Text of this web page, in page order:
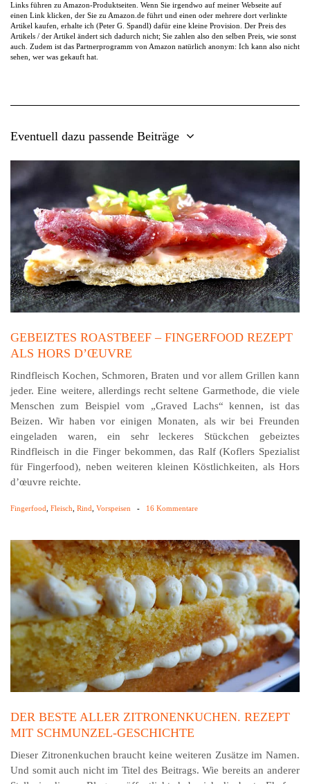
Links führen zu Amazon-Produktseiten. Wenn Sie irgendwo auf meiner Webseite auf
einen Link klicken, der Sie zu Amazon.de führt und einen oder mehrere dort verlinkte
Artikel kaufen, erhalte ich (Peter G. Spandl) dafür eine kleine Provision. Der Preis des
Artikels / der Artikel ändert sich dadurch nicht; Sie zahlen also den selben Preis, wie sonst
auch. Zudem ist das Partnerprogramm von Amazon natürlich anonym: Ich kann also nicht
sehen, wer was gekauft hat.
Eventuell dazu passende Beiträge
GEBEIZTES ROASTBEEF – FINGERFOOD REZEPT
ALS HORS D’ŒUVRE
Rindfleisch Kochen, Schmoren, Braten und vor allem Grillen kann
jeder. Eine weitere, allerdings recht seltene Garmethode, die viele
Menschen zum Beispiel vom „Graved Lachs“ kennen, ist das
Beizen. Wir haben vor einigen Monaten, als wir bei Freunden
eingeladen waren, ein sehr leckeres Stückchen gebeiztes
Rindfleisch in die Finger bekommen, das Ralf (Koflers Spezialist
für Fingerfood), neben weiteren kleinen Köstlichkeiten, als Hors
d’œuvre reichte.
Fingerfood Fleisch Rind Vorspeisen - 16 Kommentare
DER BESTE ALLER ZITRONENKUCHEN. REZEPT
MIT SCHMUNZEL-GESCHICHTE
Dieser Zitronenkuchen braucht keine weiteren Zusätze im Namen.
Und somit auch nicht im Titel des Beitrags. Wie bereits an anderer